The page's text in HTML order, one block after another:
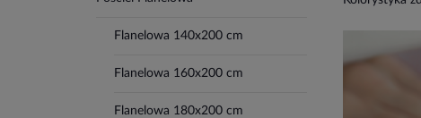
Flanelowa 140x200 cm
Flanelowa 160x200 cm
Flanelowa 180x200 cm